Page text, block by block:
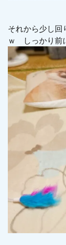
それから少し回
ｗ しっかり前